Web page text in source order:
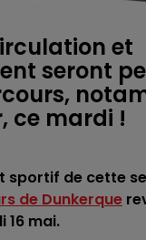
et
seront
ce mardi !
sportif de cette
de Dunkerque
16 mai.